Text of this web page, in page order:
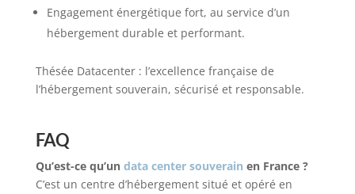
Engagement énergétique fort, au service d’un
hébergement durable et performant.
Thésée Datacenter : l’excellence française de
l’hébergement souverain, sécurisé et responsable.
FAQ
Qu’est-ce qu’un data center souverain en France ?
C’est un centre d’hébergement situé et opéré en